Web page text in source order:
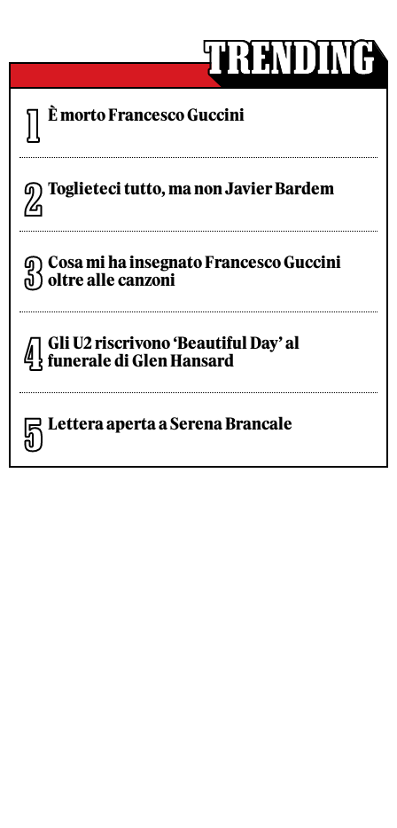
È morto Francesco Guccini
Toglieteci tutto, ma non Javier Bardem
Cosa mi ha insegnato Francesco Guccini
oltre alle canzoni
Gli U2 riscrivono ‘Beautiful Day’ al
funerale di Glen Hansard
Lettera aperta a Serena Brancale